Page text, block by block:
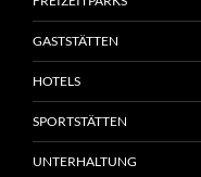
GASTSTÄTTEN
HOTELS
SPORTSTÄTTEN
UNTERHALTUNG